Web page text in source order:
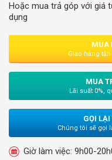
Hoặc mua trả góp với giá
dụng
MUA
Giao hàng
MUA
Lãi suất 0%,
GỌI
Chúng tôi sẽ gọi
Giờ làm việc: 9h00-